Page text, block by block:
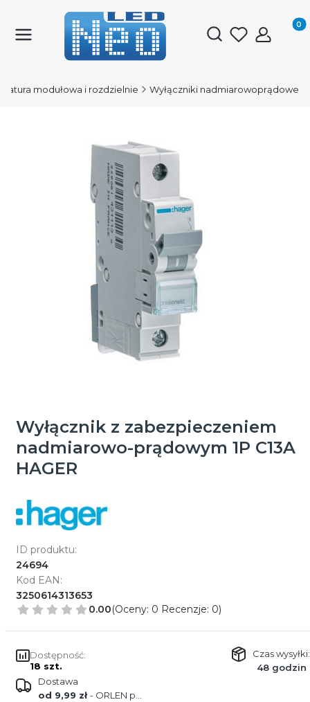
Otwórz
modułowa i rozdzielnie Wyłączniki nadmiarowoprądowe
Wyłącznik z zabezpieczeniem
nadmiarowo-prądowym 1P C13A
HAGER
ID produktu:
24694
Kod EAN:
3250614313653
0.00(Oceny: 0 Recenzje: 0)
Dostępność:
18 szt.
Czas wysyłki:
48 godzin
Dostawa
od 9,99 zł- ORLEN paczka